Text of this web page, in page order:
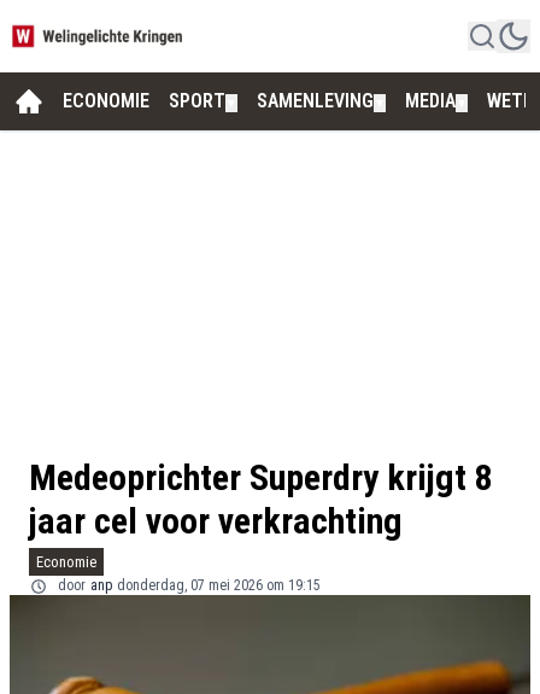
ECONOMIE SPORT SAMENLEVING MEDIA
Medeoprichter Superdry krijgt 8
jaar cel voor verkrachting
Economie
door anp donderdag, 07 mei 2026 om 19:15